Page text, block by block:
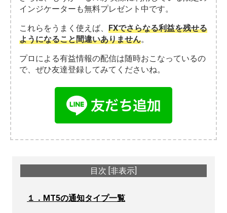
インジケーターも無料プレゼント中です。
これらをうまく使えば、 FXでさらなる利益を残せる
ようになること間違いありません。
プロによる有益情報の配信は随時おこなっているの
で、ぜひ友達登録してみてくださいね。
目次 [非表示]
１．MT5の通知タイプ一覧